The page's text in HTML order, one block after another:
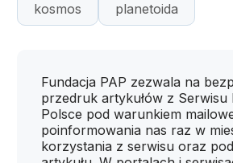
kosmos planetoida
Fundacja PAP zezwala na
przedruk artykułów z Serwisu
Polsce pod warunkiem
poinformowania nas raz w
korzystania z serwisu oraz